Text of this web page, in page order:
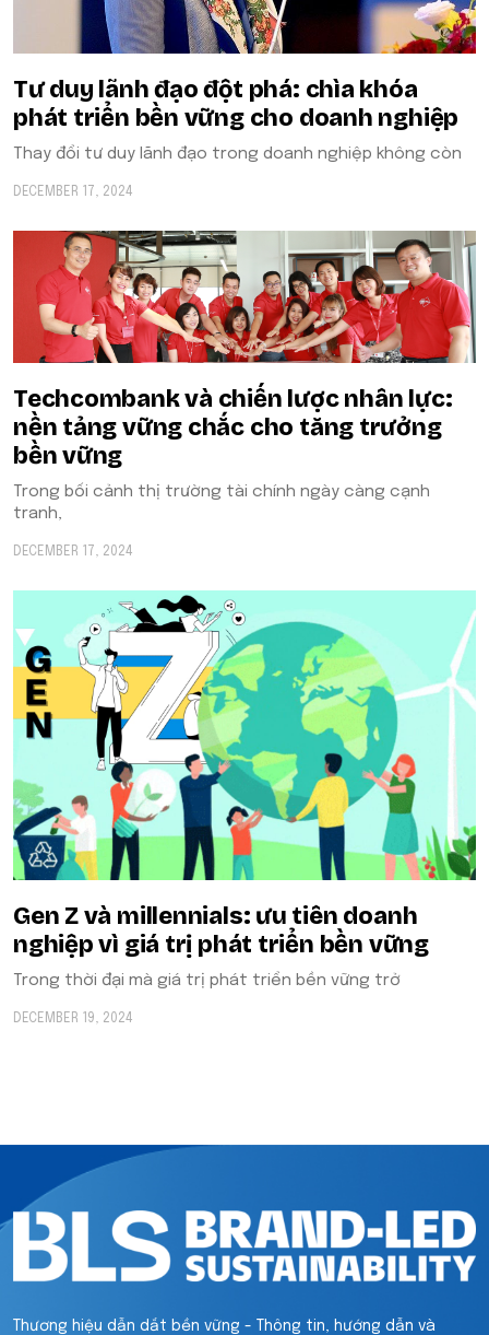
Tư duy lãnh đạo đột phá: chìa khóa
phát triển bền vững cho doanh nghiệp
Thay đổi tư duy lãnh đạo trong doanh nghiệp không còn
DECEMBER 17, 2024
Techcombank và chiến lược nhân lực:
nền tảng vững chắc cho tăng trưởng
bền vững
Trong bối cảnh thị trường tài chính ngày càng cạnh
tranh,
DECEMBER 17, 2024
Gen Z và millennials: ưu tiên doanh
nghiệp vì giá trị phát triển bền vững
Trong thời đại mà giá trị phát triển bền vững trở
DECEMBER 19, 2024
Thương hiệu dẫn dắt bền vững - Thông tin, hướng dẫn và